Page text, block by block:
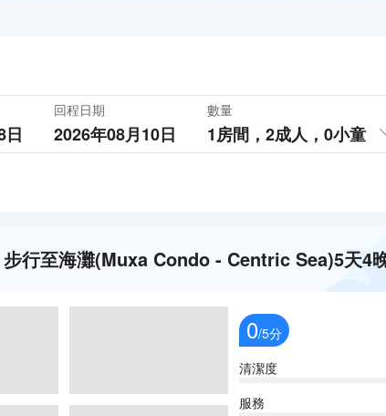
日
回程日期
2026年08月10日
數量
1房間， 2成人， 0小童
行至海灘(Muxa Condo - Centric Sea)5天4
0/5分
清潔度
服務